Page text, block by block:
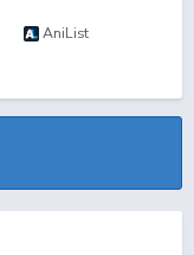
AniList